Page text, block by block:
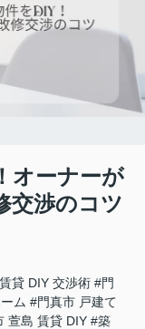
オーナーが
交渉のコツ
貸 DIY 交渉術 #門
ム #門真市 戸建て
萱島 賃貸 DIY #築